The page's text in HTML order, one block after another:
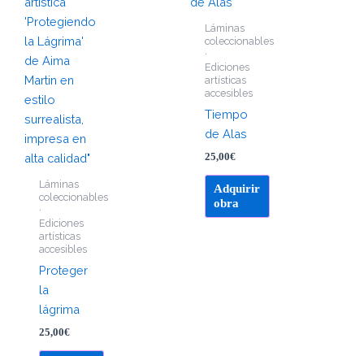
Láminas
coleccionables
·
Ediciones
artísticas
accesibles
Proteger
la
lágrima
25,00€
Láminas
coleccionables
·
Ediciones
artísticas
accesibles
Tiempo
de Alas
25,00€
Adquirir
obra